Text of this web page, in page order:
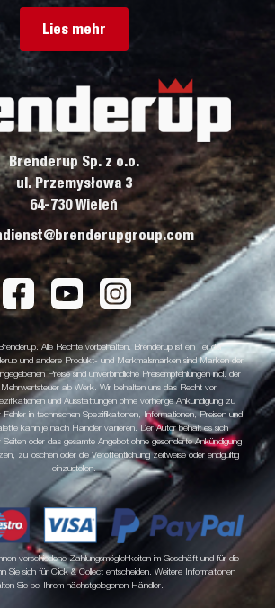
Lies mehr
Brenderup Sp. z o.o.
ul. Przemysłowa 3
64-730 Wieleń
Alle Rechte vorbehalten. Brenderup ist ein Teil der
und andere Produkt- und Merkmalsmarken sind Marken der
Preise sind unverbindliche Preisempfehlungen incl. der
ab Werk. Wir behalten uns das Recht vor
und Ausstattungen ohne vorherige Ankündigung zu
in technischen Spezifikationen, Informationen, Preisen und
kann je nach Händler variieren. Der Autor behält es sich
Seiten oder das gesamte Angebot ohne gesonderte Ankündigung
zu löschen oder die Veröffentlichung zeitweise oder endgültig
einzustellen.
verschiedene Zahlungsmöglichkeiten im Geschäft und für die
Sie sich für Click & Collect entscheiden. Weitere Informationen
Sie bei Ihrem nächstgelegenen Händler.